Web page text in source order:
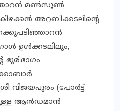
മണ്‍സൂണ്‍
അറബിക്കടലിന്റെ
ഉള്‍ക്കടലിലും,
വിജയപുരം (പോര്‍ട്ട്
ആന്‍ഡമാന്‍